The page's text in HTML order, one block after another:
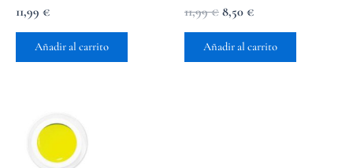
Valorado
con
5.00
de 5
11,99 €
Añadir al carrito
Valorado
con
5.00
de 5
11,99€ 8,50 €
Añadir al carrito